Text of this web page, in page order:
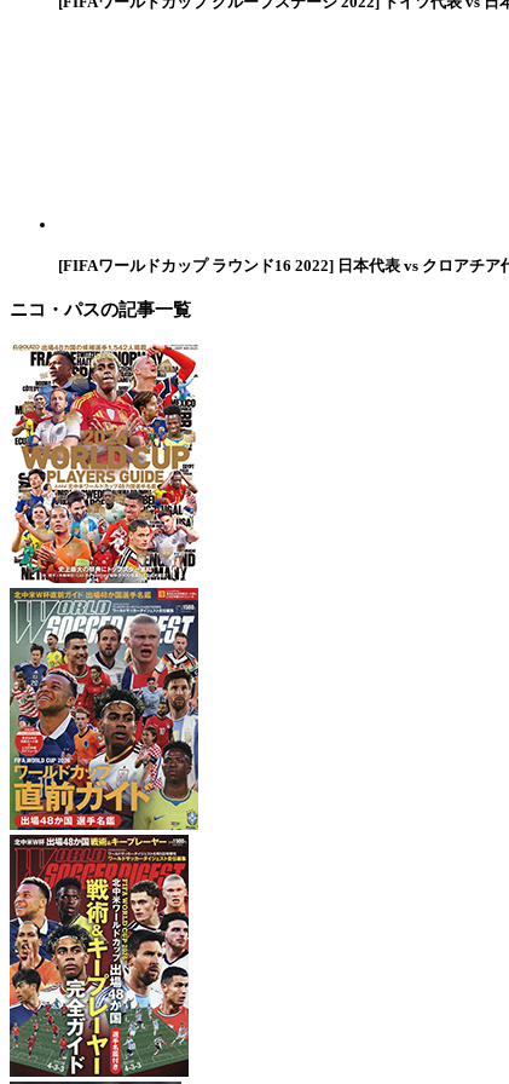
[FIFAワールドカップ ラウンド16 2022] 日本代表 vs クロアチア
ニコ・パスの記事一覧